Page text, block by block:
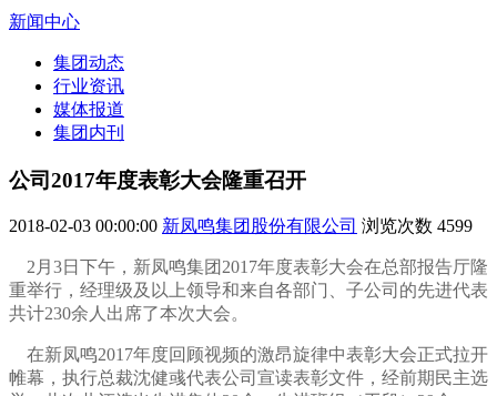
新闻中心
集团动态
行业资讯
媒体报道
集团内刊
公司2017年度表彰大会隆重召开
2018-02-03 00:00:00 新凤鸣集团股份有限公司 浏览次数 4599
2月3日下午，新凤鸣集团2017年度表彰大会在总部报告厅隆
重举行，经理级及以上领导和来自各部门、子公司的先进代表
共计230余人出席了本次大会。
在新凤鸣2017年度回顾视频的激昂旋律中表彰大会正式拉开
帷幕，执行总裁沈健彧代表公司宣读表彰文件，经前期民主选